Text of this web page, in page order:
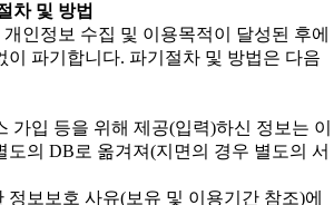
차 및 방법
인정보 수집 및 이용목적이 달성된 후에
이 파기합니다. 파기절차 및 방법은 다음
가입 등을 위해 제공(입력)하신 정보는 이
도의 DB로 옮겨져(지면의 경우 별도의 서
정보보호 사유(보유 및 이용기간 참조)에